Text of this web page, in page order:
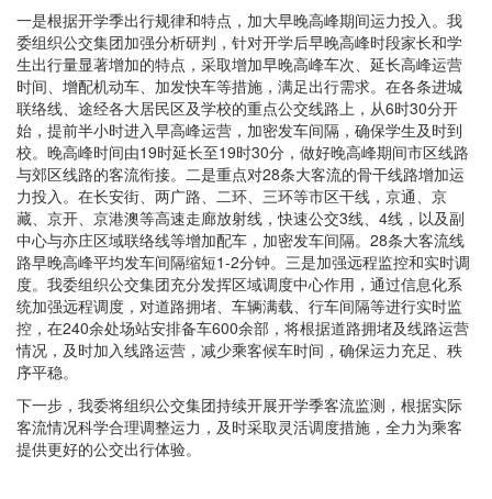
一是根据开学季出行规律和特点，加大早晚高峰期间运力投入。我
委组织公交集团加强分析研判，针对开学后早晚高峰时段家长和学
生出行量显著增加的特点，采取增加早晚高峰车次、延长高峰运营
时间、增配机动车、加发快车等措施，满足出行需求。在各条进城
联络线、途经各大居民区及学校的重点公交线路上，从6时30分开
始，提前半小时进入早高峰运营，加密发车间隔，确保学生及时到
校。晚高峰时间由19时延长至19时30分，做好晚高峰期间市区线路
与郊区线路的客流衔接。二是重点对28条大客流的骨干线路增加运
力投入。在长安街、两广路、二环、三环等市区干线，京通、京
藏、京开、京港澳等高速走廊放射线，快速公交3线、4线，以及副
中心与亦庄区域联络线等增加配车，加密发车间隔。28条大客流线
路早晚高峰平均发车间隔缩短1-2分钟。三是加强远程监控和实时调
度。我委组织公交集团充分发挥区域调度中心作用，通过信息化系
统加强远程调度，对道路拥堵、车辆满载、行车间隔等进行实时监
控，在240余处场站安排备车600余部，将根据道路拥堵及线路运营
情况，及时加入线路运营，减少乘客候车时间，确保运力充足、秩
序平稳。
下一步，我委将组织公交集团持续开展开学季客流监测，根据实际
客流情况科学合理调整运力，及时采取灵活调度措施，全力为乘客
提供更好的公交出行体验。